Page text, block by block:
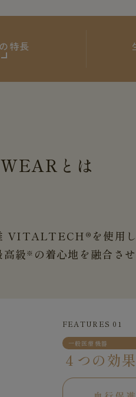
特長
とは
VITALTECH®を使用し
高級※ の着心地を融合さ
FEATURES 01
一般医療機器
４つの効